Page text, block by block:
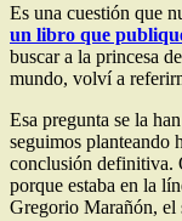
Es una cuestión que
un libro que
buscar a la princesa
mundo, volví a
Esa pregunta se la
seguimos planteando
conclusión definitiva.
porque estaba en la
Gregorio Marañón, el